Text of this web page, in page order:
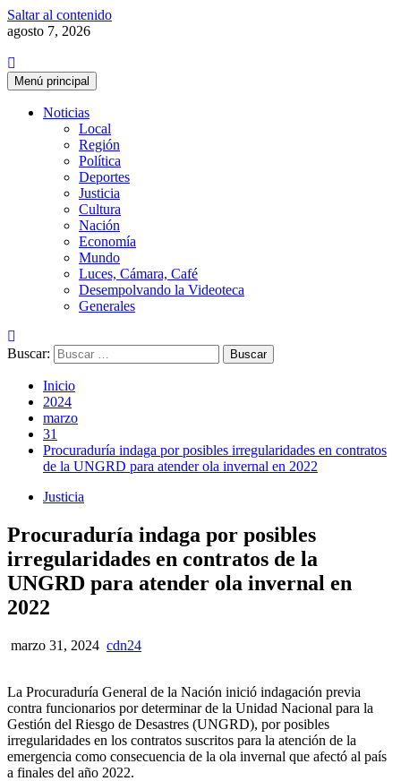
Saltar al contenido
agosto 7, 2026
Menú principal
Noticias
Local
Región
Política
Deportes
Justicia
Cultura
Nación
Economía
Mundo
Luces, Cámara, Café
Desempolvando la Videoteca
Generales
Buscar:
Inicio
2024
marzo
31
Procuraduría indaga por posibles irregularidades en contratos
de la UNGRD para atender ola invernal en 2022
Justicia
Procuraduría indaga por posibles
irregularidades en contratos de la
UNGRD para atender ola invernal en
2022
marzo 31, 2024 cdn24
La Procuraduría General de la Nación inició indagación previa
contra funcionarios por determinar de la Unidad Nacional para la
Gestión del Riesgo de Desastres (UNGRD), por posibles
irregularidades en los contratos suscritos para la atención de la
emergencia como consecuencia de la ola invernal que afectó al país
a finales del año 2022.